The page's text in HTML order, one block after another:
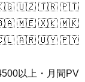
🇺🇿 🇹🇷 🇵🇹
🇲🇪 🇽🇰 🇲🇰
🇦🇷 🇺🇾 🇵🇾
以上・月間PV